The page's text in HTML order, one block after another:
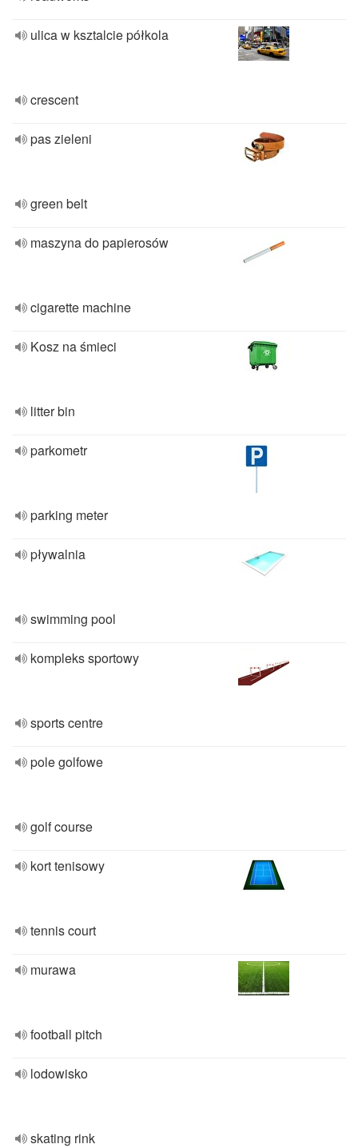
ulica w ksztalcie półkola
crescent
pas zieleni
green belt
maszyna do papierosów
cigarette machine
Kosz na śmieci
litter bin
parkometr
parking meter
pływalnia
swimming pool
kompleks sportowy
sports centre
pole golfowe
golf course
kort tenisowy
tennis court
murawa
football pitch
lodowisko
skating rink